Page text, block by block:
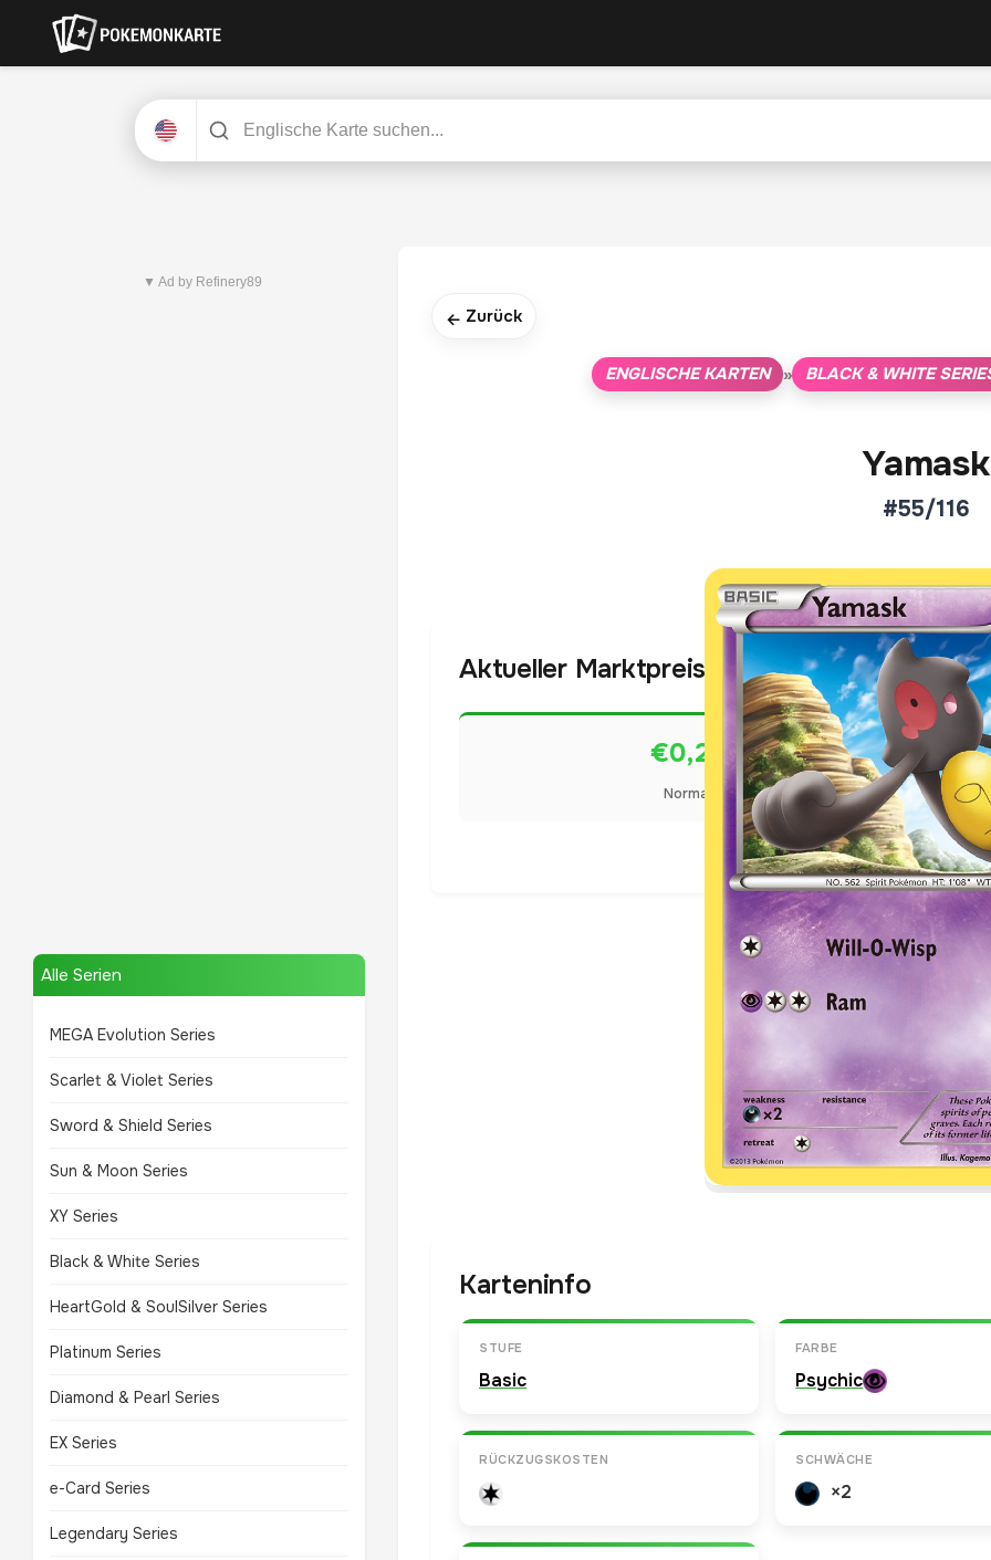
▼ Ad by Refinery89
Alle Serien
MEGA Evolution Series
Scarlet & Violet Series
Sword & Shield Series
Sun & Moon Series
XY Series
Black & White Series
HeartGold & SoulSilver Series
Platinum Series
Diamond & Pearl Series
EX Series
e-Card Series
Legendary Series
← Zurück
ENGLISCHE KARTEN » BLACK & WHITE
Yamask
#55/116
Aktueller Marktpreis
€0,25
Normal
Preise werden täglich
Karteninfo
STUFE
Basic
FARBE
Psychic
RÜCKZUGSKOSTEN SCHWÄCHE
×2